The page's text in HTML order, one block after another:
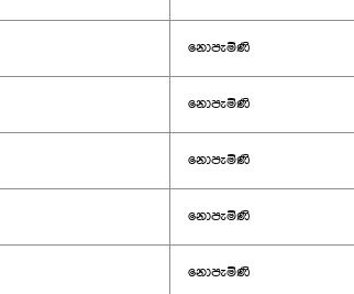
නොපැමිණි
නොපැමිණි
නොපැමිණි
නොපැමිණි
නොපැමිණි